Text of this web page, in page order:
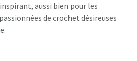
aussi bien pour les
de crochet désireuses